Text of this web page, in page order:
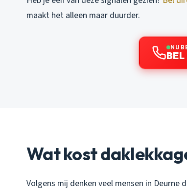
maakt het alleen maar duurder.
NU
Wat kost
Volgens mij denken veel mensen in Deurne